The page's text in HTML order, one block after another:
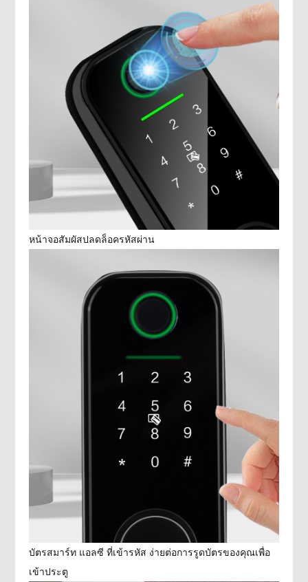
หน้าจอสัมผัสปลดล็อครหัสผ่าน
บัตรสมาร์ท แอลซี ที่เข้ารหัส ง่ายต่อการรูดบัตรของคุณเพื่อ
เข้าประตู